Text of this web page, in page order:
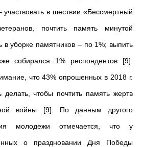
в шествии «Бессмертный
почтить память минутой
в уборке памятников – по 1%; выпить
собирался 1% респондентов [9].
что 43% опрошенных в 2018 г.
делать, чтобы почтить память жертв
войны [9]. По данным другого
молодежи отмечается, что у
о праздновании Дня Победы